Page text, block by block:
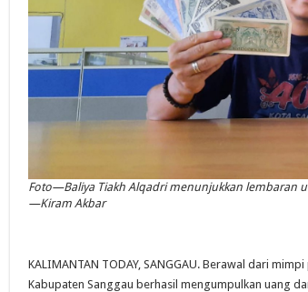
Foto—Baliya Tiakh Alqadri menunjukkan lembaran
—Kiram Akbar
KALIMANTAN TODAY, SANGGAU. Berawal dari
Kabupaten Sanggau berhasil mengumpulkan uang